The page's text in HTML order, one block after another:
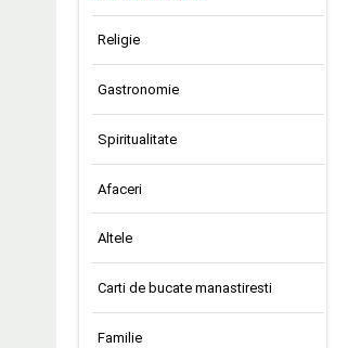
Religie
Gastronomie
Spiritualitate
Afaceri
Altele
Carti de bucate manastiresti
Familie